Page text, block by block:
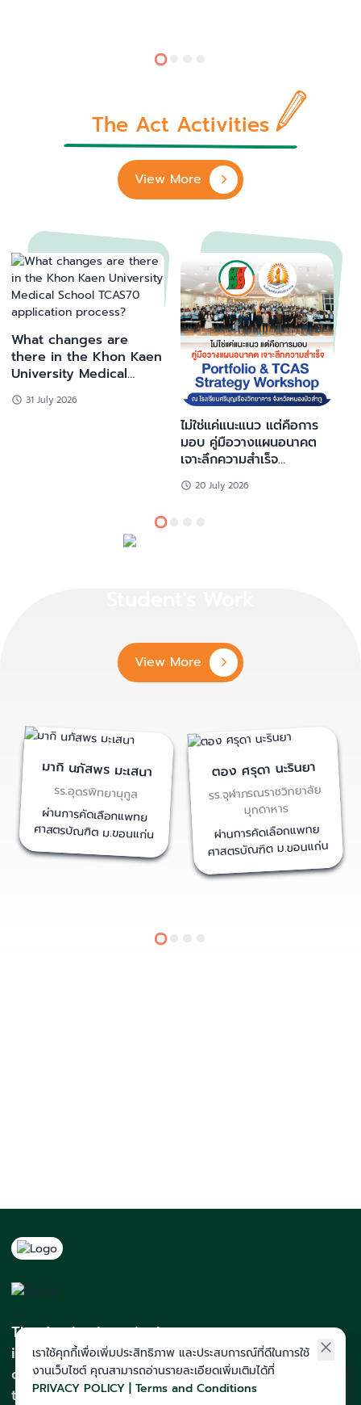
The Act Activities
View More
What changes are
there in the Khon Kaen
University Medical
School TCAS70
application process?
31 July 2026
ไม่ใช่แค่แนะแนว แต่คือการ
มอบ คู่มือวางแผนอนาคต
เจาะลึกความสำเร็จ
Portfolio & TCAS
Strategy Workshop ณ
20 July 2026
View More
มากิ นภัสพร มะเสนา
รร.อุดรพิทยานุกูล
ผ่านการคัดเลือกแพทย
ศาสตรบัณฑิต ม.ขอนแก่น
ตอง ศรุดา นะรินยา
รร.จุฬาภรณราชวิทยาลัย
มุกดาหาร
ผ่านการคัดเลือกแพทย
ศาสตรบัณฑิต ม.ขอนแก่น
The Act Institute is the
institute with the highest
quota and medical students in
the Northeastern region. With a
เราใช้คุกกี้เพื่อเพิ่มประสิทธิภาพ และประสบการณ์ที่ดีในการใช้
งานเว็บไซต์ คุณสามารถอ่านรายละเอียดเพิ่มเติมได้ที่
PRIVACY POLICY | Terms and Conditions